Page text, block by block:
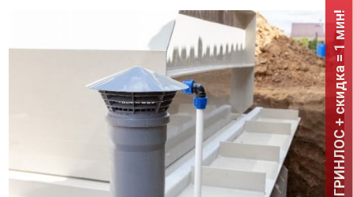
ГРИНЛОС + скидка = 1 мин!